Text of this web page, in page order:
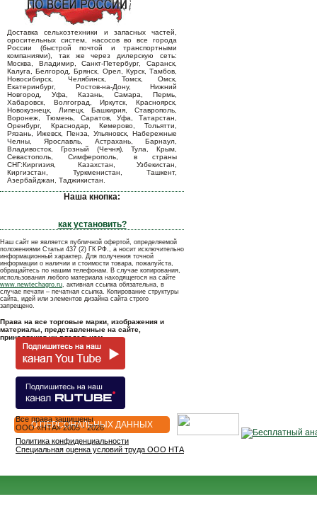
Доставка сельхозтехники и запасных частей,
оросительных систем, насосов во все города
России (быстрой почтой и транспортными
компаниями), так же через дилерскую сеть:
Москва, Владимир, Санкт-Петербург, Саранск,
Калуга, Белгород, Брянск, Орел, Курск, Тамбов,
Новосибирск, Челябинск, Томск, Омск,
Екатеринбург, Ростов-на-Дону, Нижний
Новгород, Уфа, Казань, Самара, Пермь,
Хабаровск, Волгоград, Иркутск, Красноярск,
Новокузнецк, Липецк, Башкирия, Ставрополь,
Воронеж, Тюмень, Саратов, Уфа, Татарстан,
Оренбург, Краснодар, Кемерово, Тольятти,
Рязань, Ижевск, Пенза, Ульяновск, Набережные
Челны, Ярославль, Астрахань, Барнаул,
Владивосток, Грозный (Чечня), Тула, Крым,
Севастополь, Симферополь, в страны
СНГ:Киргизия, Казахстан, Узбекистан,
Киргизстан, Туркменистан, Ташкент,
Азербайджан, Таджикистан.
Наша кнопка:
как установить?
Наш сайт не является публичной офертой, определяемой
положениями Статьи 437 (2) ГК РФ., а носит исключительно
информационный характер. Для получения точной
информации о наличии и стоимости товара, пожалуйста,
обращайтесь по нашим телефонам. В случае копирования,
использования любого материала находящегося на сайте
www.newtechagro.ru, активная ссылка обязательна, в
случае печати – печатная ссылка. Копирование структуры
сайта, идей или элементов дизайна сайта строго
запрещено.
Права на все торговые марки, изображения и
материалы, представленные на сайте,
принадлежат их владельцам.
О ПЕРСОНАЛЬНЫХ ДАННЫХ
Все права защищены
OOO «НТА» 2005 - 2026
Политика конфиденциальности
Специальная оценка условий труда ООО НТА